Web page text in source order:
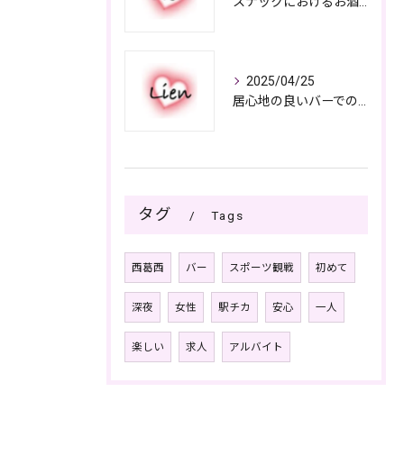
2025/04/25
タグ Tags
西葛西 バー スポーツ観戦 初めて
深夜 女性 駅チカ 安心 一人
楽しい 求人 アルバイト